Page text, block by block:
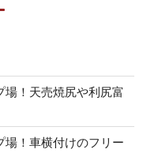
場！天売焼尻や利尻富
場！車横付けのフリー